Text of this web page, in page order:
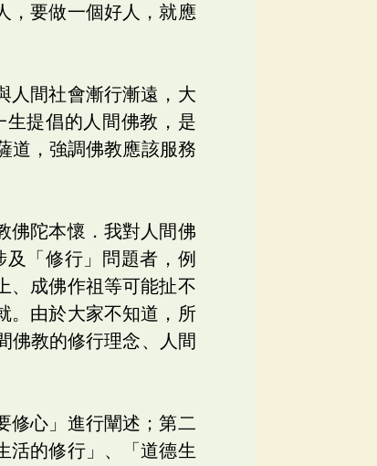
，要做一個好人，就應
人間社會漸行漸遠，大
提倡的人間佛教，是
道，強調佛教應該服務
佛陀本懷．我對人間佛
「修行」問題者，例
、成佛作祖等可能扯不
。由於大家不知道，所
佛教的修行理念、人間
修心」進行闡述；第二
活的修行」、「道德生